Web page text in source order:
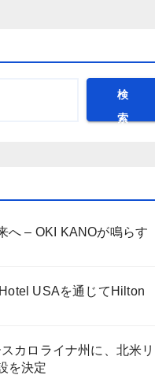
検
索
へ – OKI KANOが鳴らす
USAを通じてHilton
カロライナ州に、北米リ
を決定